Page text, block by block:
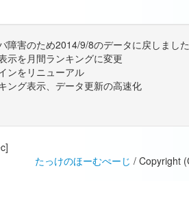
障害のため2014/9/8のデータに戻しまし
示を月間ランキングに変更
ンをリニューアル
ング表示、データ更新の高速化
たっけのほーむぺーじ / Copyright